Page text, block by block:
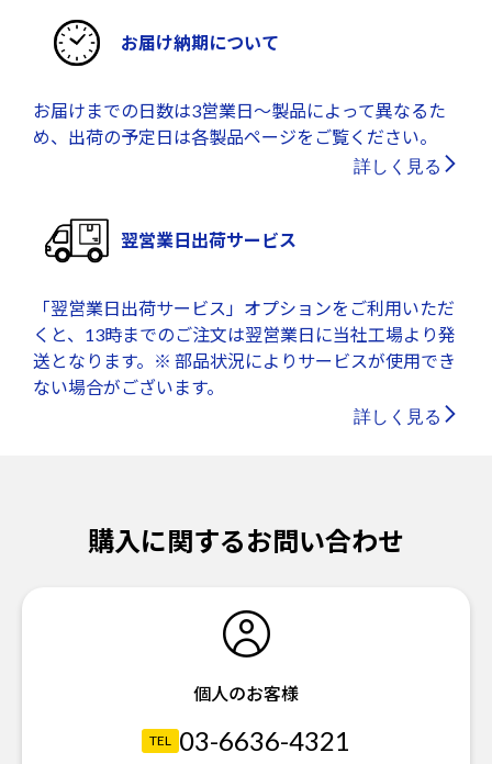
お届け納期について
お届けまでの日数は3営業日～製品によって異なるた
め、出荷の予定日は各製品ページをご覧ください。
詳しく見る
翌営業日出荷サービス
「翌営業日出荷サービス」オプションをご利用いただ
くと、13時までのご注文は翌営業日に当社工場より発
送となります。※ 部品状況によりサービスが使用でき
ない場合がございます。
詳しく見る
購入に関するお問い合わせ
個人のお客様
TEL 03-6636-4321